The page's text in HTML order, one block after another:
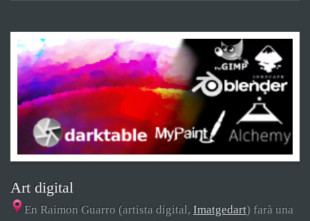
Art digital
En Raimon Guarro (artista digital, Imatgedart) farà una